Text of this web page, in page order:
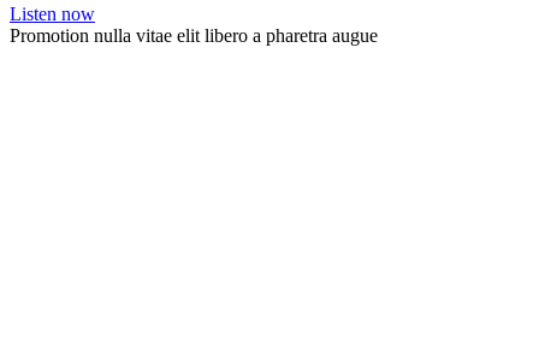
Listen now
Promotion nulla vitae elit libero a pharetra augue